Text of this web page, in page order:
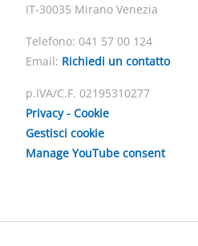
IT-30035 Mirano Venezia
Telefono: 041 57 00 124
Email: Richiedi un contatto
p.IVA/C.F. 02195310277
Privacy - Cookie
Gestisci cookie
Manage YouTube consent